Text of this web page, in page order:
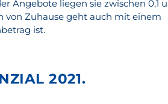
Angebote liegen sie zwischen 0,1
von Zuhause geht auch mit einem
ist.
2021.